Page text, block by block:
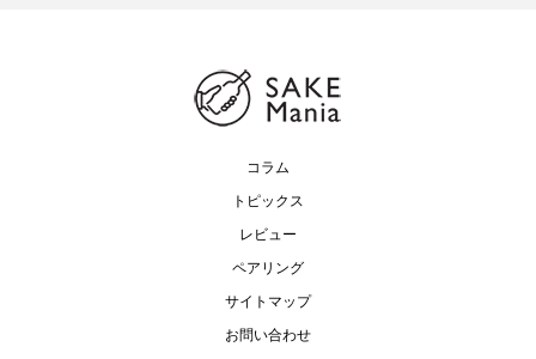
コラム
トピックス
レビュー
ペアリング
サイトマップ
お問い合わせ